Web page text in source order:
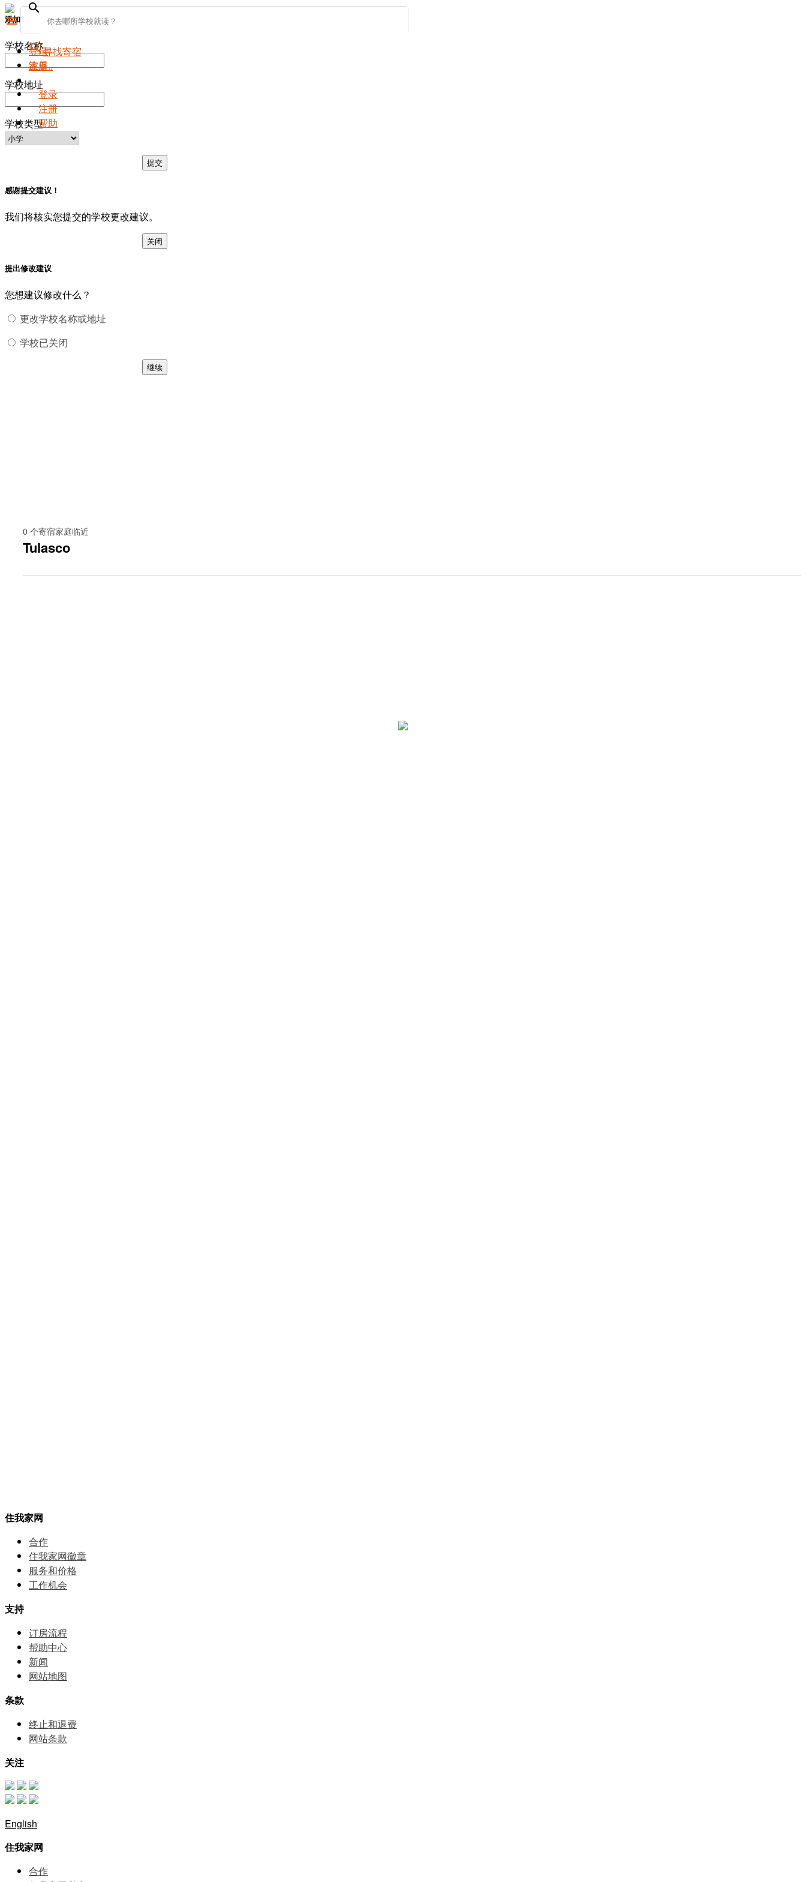
menu
search寻找寄宿
家庭..
登录
注册
帮助
添加新学校
学校名称
学校地址
学校类型
提交
感谢提交建议！
我们将核实您提交的学校更改建议。
关闭
提出修改建议
您想建议修改什么？
更改学校名称或地址
学校已关闭
继续
search
登录
注册
0 个寄宿家庭临近
Tulasco
住我家网
合作
住我家网徽章
服务和价格
⼯作机会
支持
订房流程
帮助中⼼
新闻
网站地图
条款
终止和退费
网站条款
关注
English
住我家网
合作